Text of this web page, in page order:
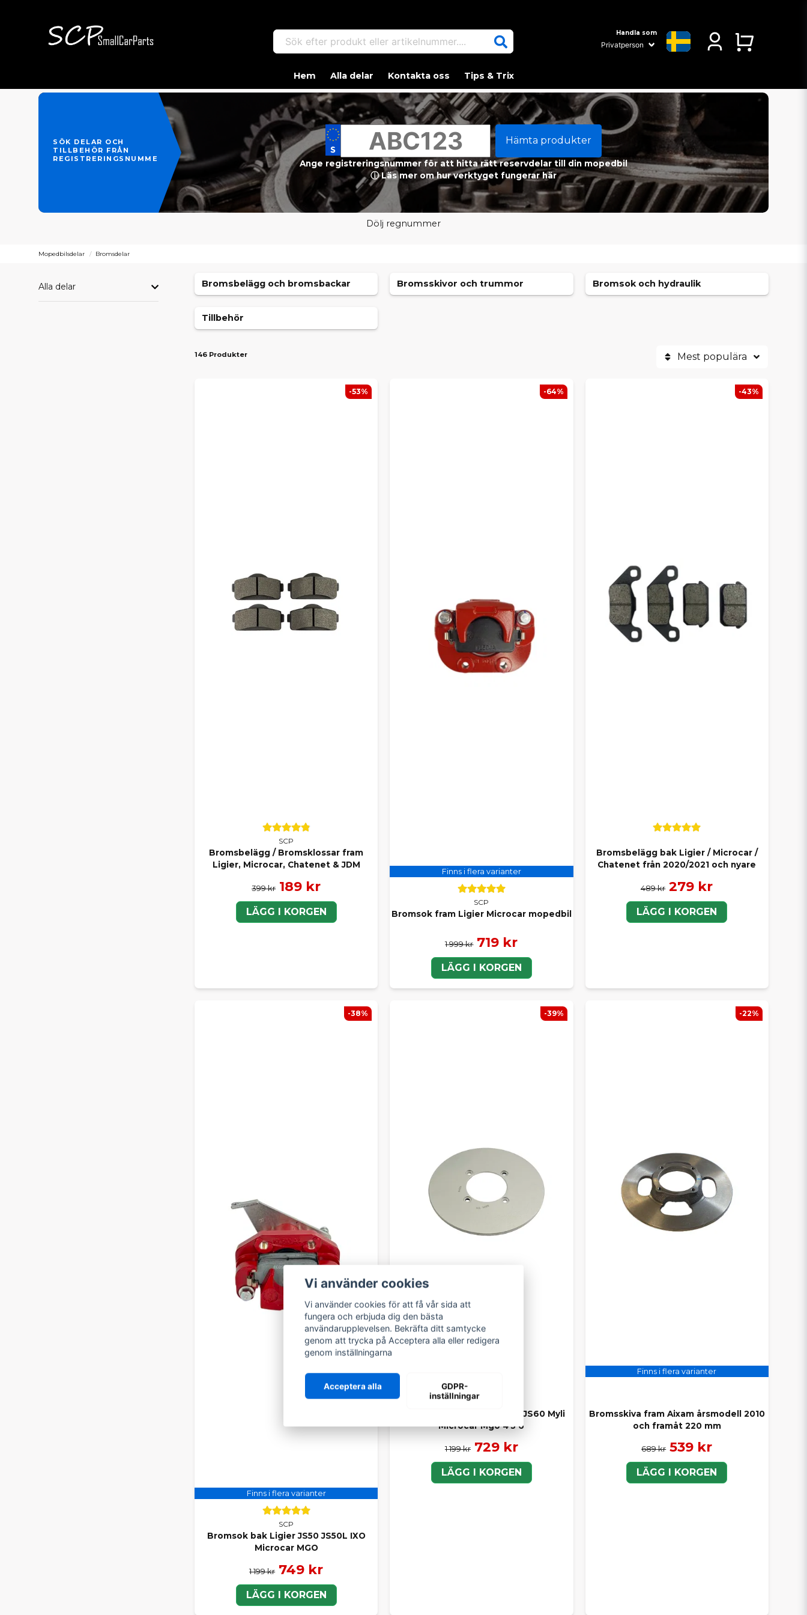
Sök efter produkt eller artikelnummer.... Handla som
Hem Alla delar Kontakta oss Tips & Trix
SÖK DELAR OCH
TILLBEHÖR FRÅN
REGISTRERINGSNUMMER
Hämta produkter
Ange registreringsnummer för att hitta rätt reservdelar till din mopedbil
ⓘ Läs mer om hur verktyget fungerar här
Dölj regnummer
Mopedbilsdelar Bromsdelar
Alla delar Bromsbelägg och bromsbackar Bromsskivor och trummor Bromsok och hydraulik
Tillbehör
146 Produkter Mest populära
SCP
Bromsbelägg / Bromsklossar fram
Ligier, Microcar, Chatenet & JDM
399 kr 189 kr
LÄGG I KORGEN
-53%
Finns i flera varianter
SCP
Bromsok fram Ligier Microcar mopedbil
1 999 kr 719 kr
LÄGG I KORGEN
-64%
Bromsbelägg bak Ligier / Microcar /
Chatenet från 2020/2021 och nyare
489 kr 279 kr
LÄGG I KORGEN
-43%
Finns i flera varianter
SCP
Bromsok bak Ligier JS50 JS50L IXO
Microcar MGO
1 199 kr 749 kr
LÄGG I KORGEN
-38%
SCP
Bromsskiva bak Ligier JS50 JS60 Myli
Microcar Mgo 4 5 6
1 199 kr 729 kr
LÄGG I KORGEN
-39%
Finns i flera varianter
Bromsskiva fram Aixam årsmodell 2010
och framåt 220 mm
689 kr 539 kr
LÄGG I KORGEN
-22%
Vi använder cookies
Vi använder cookies för att få vår sida att
fungera och erbjuda dig den bästa
användarupplevelsen. Bekräfta ditt samtycke
genom att trycka på Acceptera alla eller redigera
genom inställningarna
Acceptera alla
GDPR-
inställningar